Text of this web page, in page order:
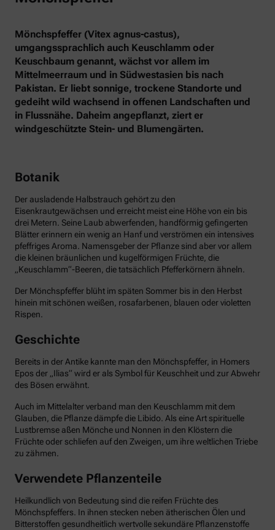
Mönchspfeffer (Vitex agnus-castus),
umgangssprachlich auch Keuschlamm oder
Keuschbaum genannt, wächst vor allem im
Mittelmeerraum und in Südwestasien bis nach
Pakistan. Er liebt sonnige, trockene Standorte und
gedeiht wild wachsend in offenen Landschaften und
in Flussnähe. Daheim angepflanzt, ziert er
windgeschützte Stein- und Blumengärten.
Botanik
Der ausladende Halbstrauch gehört zu den
Eisenkrautgewächsen und erreicht meist eine Höhe von ein bis
drei Metern. Seine Laub abwerfenden, handförmig gefingerten
Blätter erinnern ein wenig an Hanf und verströmen ein intensives
pfeffriges Aroma. Namensgeber der Pflanze sind aber vor allem
die kleinen bräunlichen und kugelförmigen Früchte, die
„Keuschlamm“-Beeren, die tatsächlich Pfefferkörnern ähneln.
Der Mönchspfeffer blüht im späten Sommer bis in den Herbst
hinein mit schönen weißen, rosafarbenen, blauen oder violetten
Rispen.
Geschichte
Bereits in der Antike kannte man den Mönchspfeffer, in Homers
Epos der „Ilias“ wird er als Symbol für Keuschheit und zur Abwehr
des Bösen erwähnt.
Auch im Mittelalter verband man den Keuschlamm mit dem
Glauben, die Pflanze dämpfe die Libido. Als eine Art spirituelle
Lustbremse aßen Mönche und Nonnen in den Klöstern die
Früchte oder schliefen auf den Zweigen, um ihre weltlichen Triebe
zu zähmen.
Verwendete Pflanzenteile
Heilkundlich von Bedeutung sind die reifen Früchte des
Mönchspfeffers. In ihnen stecken neben ätherischen Ölen und
Bitterstoffen gesundheitlich wertvolle sekundäre Pflanzenstoffe